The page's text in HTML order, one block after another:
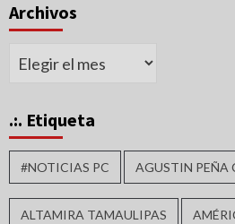
Archivos
Archivos
.:. Etiqueta
#NOTICIAS PC AGUSTIN PEÑA
ALTAMIRA TAMAULIPAS